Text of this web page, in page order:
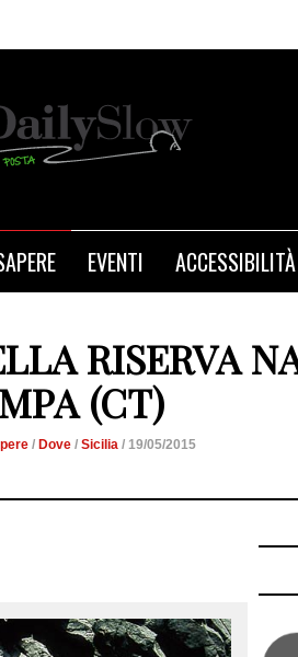
EVENTI ACCESSIBILITÀ
RISERVA
(CT)
/ Dove / Sicilia / 19/05/2015